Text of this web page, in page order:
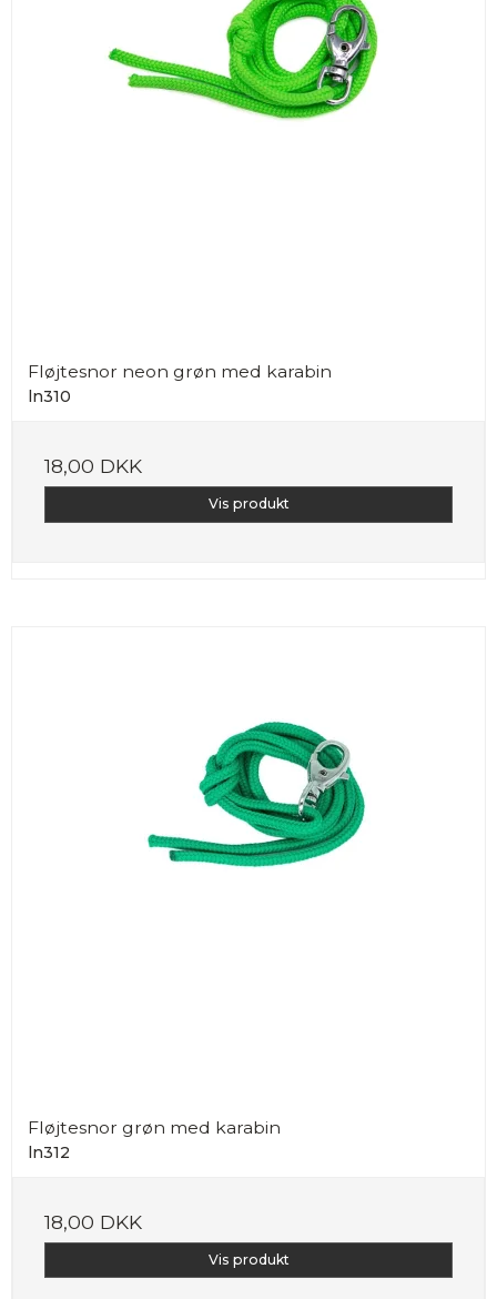
Fløjtesnor neon grøn med karabin
ln310
18,00 DKK
Vis produkt
Fløjtesnor grøn med karabin
ln312
18,00 DKK
Vis produkt